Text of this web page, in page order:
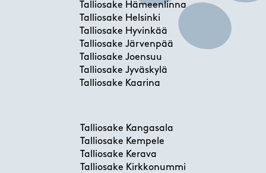
Talliosake Hämeenlinna
Talliosake Helsinki
Talliosake Hyvinkää
Talliosake Järvenpää
Talliosake Joensuu
Talliosake Jyväskylä
Talliosake Kaarina
Talliosake Kangasala
Talliosake Kempele
Talliosake Kerava
Talliosake Kirkkonummi